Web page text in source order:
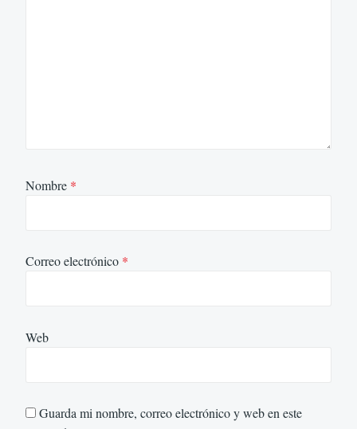
Nombre *
Correo electrónico *
Web
Guarda mi nombre, correo electrónico y web en este